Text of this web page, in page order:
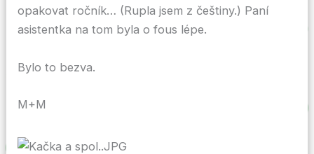
opakovat ročník… (Rupla jsem z češtiny.) Paní
asistentka na tom byla o fous lépe.
Bylo to bezva.
M+M